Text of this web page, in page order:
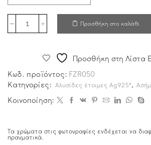
Προσθήκη στο καλάθι
Προσθήκη στη Λίστα
Κωδ. προϊόντος: FZR050
Κατηγορίες: Αλυσίδες έτοιμες Ag925°,
Κοινοποίηση:
Τα χρώματα στις φωτογραφίες ενδέχεται να
πραγματικά.